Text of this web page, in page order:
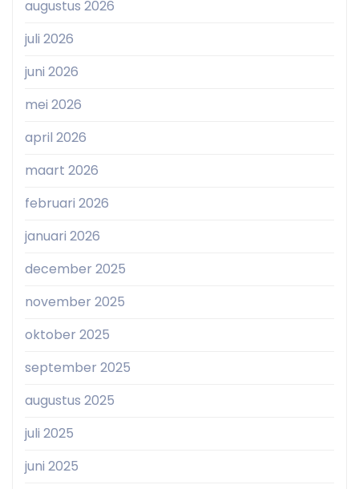
augustus 2026
juli 2026
juni 2026
mei 2026
april 2026
maart 2026
februari 2026
januari 2026
december 2025
november 2025
oktober 2025
september 2025
augustus 2025
juli 2025
juni 2025